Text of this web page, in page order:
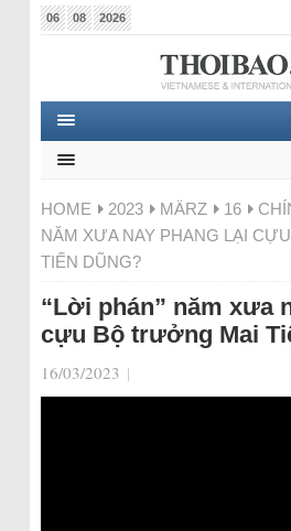
06 08 2026
HOME 2023 MÄRZ 16
NĂM XƯA NAY PHANG LẠI
TIẾN DŨNG?
“Lời phán” năm xưa
cựu Bộ trưởng Mai
16/03/2023 |